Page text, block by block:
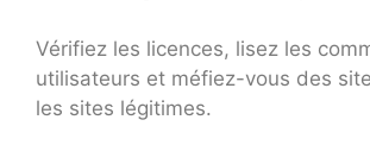
Vérifiez les licences, lisez les
utilisateurs et méfiez-vous des
les sites légitimes.